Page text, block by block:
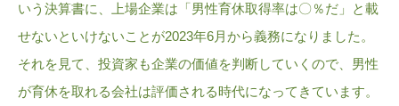
いう決算書に、上場企業は「男性育休取得率は〇％だ」と載
せないといけないことが2023年6月から義務になりました。
それを見て、投資家も企業の価値を判断していくので、男性
が育休を取れる会社は評価される時代になってきています。